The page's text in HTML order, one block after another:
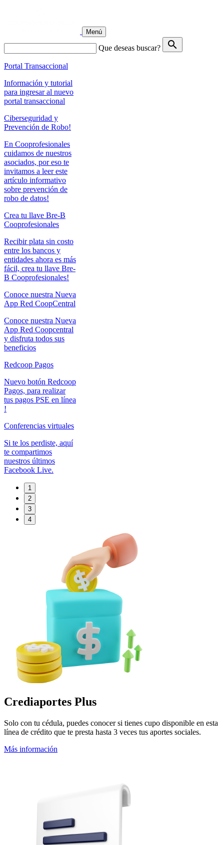
Menú
Que deseas buscar? search
Portal Transaccional
Información y tutorial
para ingresar al nuevo
portal transaccional
Ciberseguridad y
Prevención de Robo!
En Cooprofesionales
cuidamos de nuestros
asociados, por eso te
invitamos a leer este
artículo informativo
sobre prevención de
robo de datos!
Crea tu llave Bre-B
Cooprofesionales
Recibir plata sin costo
entre los bancos y
entidades ahora es más
fácil, crea tu llave Bre-
B Cooprofesionales!
Conoce nuestra Nueva
App Red CoopCentral
Conoce nuestra Nueva
App Red Coopcentral
y disfruta todos sus
beneficios
Redcoop Pagos
Nuevo botón Redcoop
Pagos, para realizar
tus pagos PSE en línea
!
Conferencias virtuales
Si te los perdiste, aquí
te compartimos
nuestros últimos
Facebook Live.
1
2
3
4
Crediaportes Plus
Solo con tu cédula, puedes conocer si tienes cupo disponible en esta
línea de crédito que te presta hasta 3 veces tus aportes sociales.
Más información